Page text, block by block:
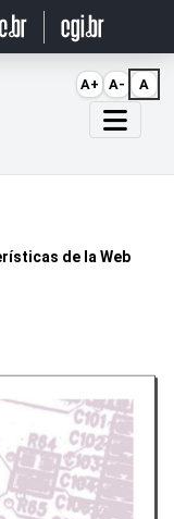
de la Web
A+ A- A